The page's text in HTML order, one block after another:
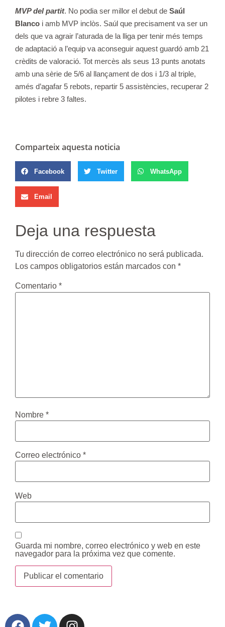
MVP del partit. No podia ser millor el debut de Saúl
Blanco i amb MVP inclòs. Saúl que precisament va ser un
dels que va agrair l’aturada de la lliga per tenir més temps
de adaptació a l’equip va aconseguir aquest guardó amb 21
crèdits de valoració. Tot mercès als seus 13 punts anotats
amb una sèrie de 5/6 al llançament de dos i 1/3 al triple,
amés d’agafar 5 rebots, repartir 5 assistències, recuperar 2
pilotes i rebre 3 faltes.
Comparteix aquesta noticia
Facebook Twitter WhatsApp
Email
Deja una respuesta
Tu dirección de correo electrónico no será publicada.
Los campos obligatorios están marcados con *
Comentario *
Nombre *
Correo electrónico *
Web
Guarda mi nombre, correo electrónico y web en este
navegador para la próxima vez que comente.